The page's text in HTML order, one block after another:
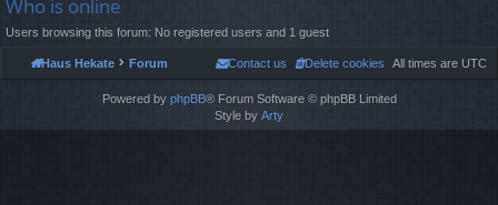
Who is online
Users browsing this forum: No registered users and 1 guest
Haus Hekate Forum All times are UTC
Delete cookies
Contact us
Powered by phpBB® Forum Software © phpBB Limited
Style by Arty